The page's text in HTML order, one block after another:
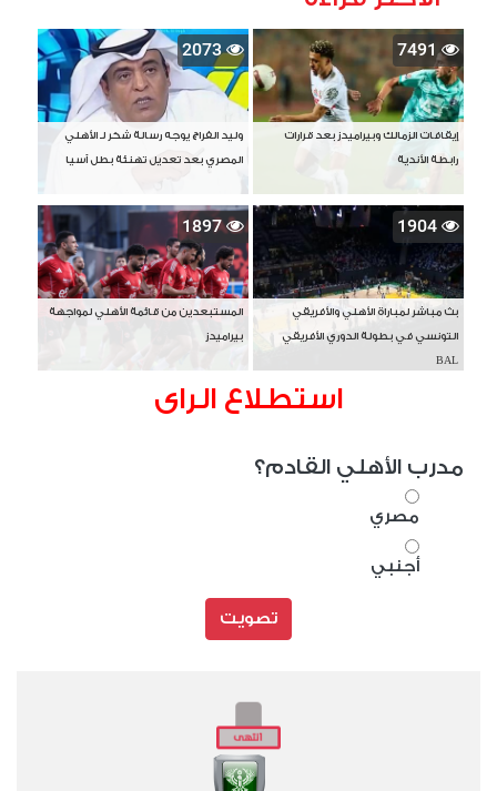
7491
إيقافات الزمالك وبيراميدز بعد قرارات
رابطة الأندية
2073
وليد الفراج يوجه رسالة شكر لـ الأهلي
المصري بعد تعديل تهنئة بطل آسيا
1904
بث مباشر لمباراة الأهلي والأفريقي
التونسي في بطولة الدوري الأفريقي
BAL
1897
المستبعدين من قائمة الأهلي لمواجهة
بيراميدز
استطلاع الراى
مدرب الأهلي القادم؟
مصري
أجنبي
تصويت